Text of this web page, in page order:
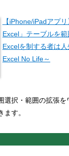
【iPhone/iPadアプ
Excel」テーブルを
Excelを制する者は
Excel No Life～
選択・範囲の拡張
す。